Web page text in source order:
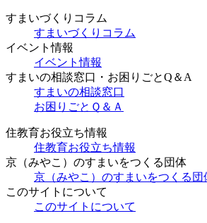
すまいづくりコラム
すまいづくりコラム
イベント情報
イベント情報
すまいの相談窓口・お困りごとQ＆A
すまいの相談窓口
お困りごとＱ＆Ａ
住教育お役立ち情報
住教育お役立ち情報
京（みやこ）のすまいをつくる団体
京（みやこ）のすまいをつくる団
このサイトについて
このサイトについて